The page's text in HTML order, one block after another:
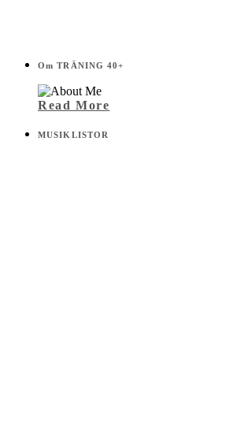
Om TRÄNING 40+
Read More
MUSIKLISTOR